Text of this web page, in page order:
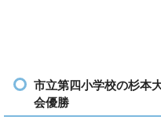
市立第四小学校の杉本
会優勝